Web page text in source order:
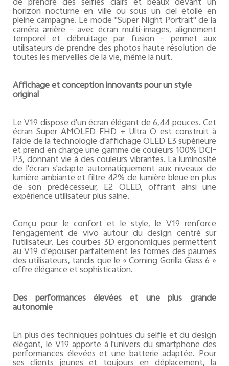
horizon nocturne en ville ou sous un ciel étoilé en
pleine campagne. Le mode "Super Night Portrait" de la
caméra arrière - avec écran multi-images, alignement
temporel et débruitage par fusion - permet aux
utilisateurs de prendre des photos haute résolution de
toutes les merveilles de la vie, même la nuit.
Affichage et conception innovants pour un style
original
Le V19 dispose d'un écran élégant de 6,44 pouces. Cet
écran Super AMOLED FHD + Ultra O est construit à
l'aide de la technologie d'affichage OLED E3 supérieure
et prend en charge une gamme de couleurs 100% DCI-
P3, donnant vie à des couleurs vibrantes. La luminosité
de l'écran s'adapte automatiquement aux niveaux de
lumière ambiante et filtre 42% de lumière bleue en plus
de son prédécesseur, E2 OLED, offrant ainsi une
expérience utilisateur plus saine.
Conçu pour le confort et le style, le V19 renforce
l'engagement de vivo autour du design centré sur
l'utilisateur. Les courbes 3D ergonomiques permettent
au V19 d'épouser parfaitement les formes des paumes
des utilisateurs, tandis que le « Corning Gorilla Glass 6 »
offre élégance et sophistication.
Des performances élevées et une plus grande
autonomie
En plus des techniques pointues du selfie et du design
élégant, le V19 apporte à l'univers du smartphone des
performances élevées et une batterie adaptée. Pour